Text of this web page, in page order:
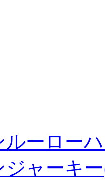
ーロー
ジャーキ